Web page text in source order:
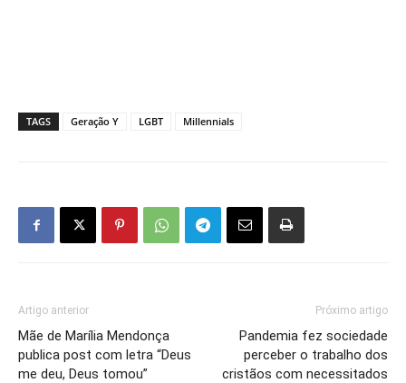
TAGS Geração Y LGBT Millennials
Artigo anterior
Mãe de Marília Mendonça
publica post com letra “Deus
me deu, Deus tomou”
Próximo artigo
Pandemia fez sociedade
perceber o trabalho dos
cristãos com necessitados